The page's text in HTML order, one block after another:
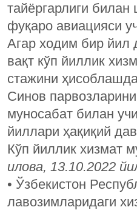
тайёргарлиги билан
фуқаро авиацияси
Агар ходим бир йил
вақт кўп йиллик
стажини
Синов
муносабат билан
йиллари ҳақиқий
Кўп йиллик хизмат
илова, 13.10.2022
• Ўзбекистон
лавозимларидаги